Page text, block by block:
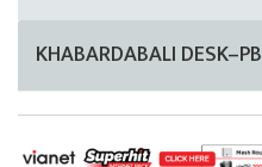
KHABARDABALI DESK–PB